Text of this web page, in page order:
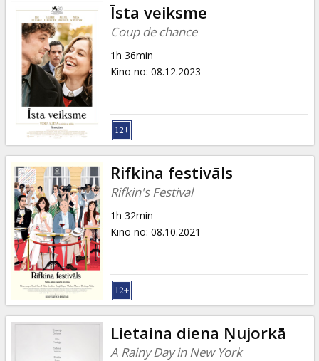
Ziņas
Dāvanu
kartes
Uzkodas
B2B
Kino
Klubs
Īsta veiksme
Coup de chance
1h 36min
Kino no: 08.12.2023
Rifkina festivāls
Rifkin's Festival
1h 32min
Kino no: 08.10.2021
Lietaina diena Ņujorkā
A Rainy Day in New York